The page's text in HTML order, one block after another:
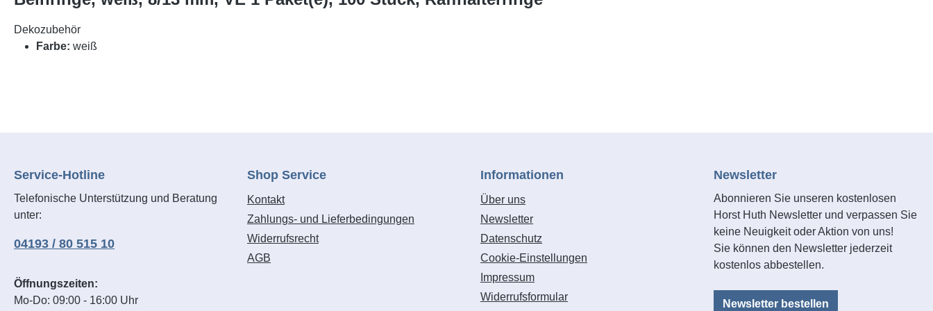
Dekozubehör
Farbe: weiß
Service-Hotline
Telefonische Unterstützung und Beratung
unter:
04193 / 80 515 10
Öffnungszeiten:
Mo-Do: 09:00 - 16:00 Uhr
Shop Service
Kontakt
Zahlungs- und Lieferbedingungen
Widerrufsrecht
AGB
Informationen
Über uns
Newsletter
Datenschutz
Cookie-Einstellungen
Impressum
Widerrufsformular
Newsletter
Abonnieren Sie unseren kostenlosen
Horst Huth Newsletter und verpassen Sie
keine Neuigkeit oder Aktion von uns!
Sie können den Newsletter jederzeit
kostenlos abbestellen.
Newsletter bestellen